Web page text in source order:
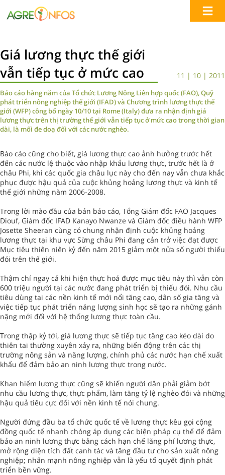
Giá lương thực thế giới
vẫn tiếp tục ở mức cao
11 | 10 | 2011
Báo cáo hàng năm của Tổ chức Lương Nông Liên hợp quốc (FAO), Quỹ
phát triển nông nghiệp thế giới (IFAD) và Chương trình lương thực thế
giới (WFP) công bố ngày 10/10 tại Rome (Italy) đưa ra nhận định giá
lương thực trên thị trường thế giới vẫn tiếp tục ở mức cao trong thời gian
dài, là mối đe doạ đối với các nước nghèo.
Báo cáo cũng cho biết, giá lương thực cao ảnh hưởng trước hết
đến các nước lệ thuộc vào nhập khẩu lương thực, trước hết là ở
châu Phi, khi các quốc gia châu lục này cho đến nay vẫn chưa khắc
phục được hậu quả của cuộc khủng hoảng lương thực và kinh tế
thế giới những năm 2006-2008.
Trong lời mào đầu của bản báo cáo, Tổng Giám đốc FAO Jacques
Diouf, Giám đốc IFAD Kanayo Nwanze và Giám đốc điều hành WFP
Josette Sheeran cùng có chung nhận định cuộc khủng hoảng
lương thực tại khu vực Sừng châu Phi đang cản trở việc đạt được
Mục tiêu thiên niên kỷ đến năm 2015 giảm một nửa số người thiếu
đói trên thế giới.
Thậm chí ngay cả khi hiện thực hoá được mục tiêu này thì vẫn còn
600 triệu người tại các nước đang phát triển bị thiếu đói. Nhu cầu
tiêu dùng tại các nền kinh tế mới nổi tăng cao, dân số gia tăng và
việc tiếp tục phát triển năng lượng sinh học sẽ tạo ra những gánh
nặng mới đối với hệ thống lương thực toàn cầu.
Trong thập kỷ tới, giá lương thực sẽ tiếp tục tăng cao kéo dài do
thiên tai thường xuyên xảy ra, những biến động trên các thị
trường nông sản và năng lượng, chính phủ các nước hạn chế xuất
khẩu để đảm bảo an ninh lương thực trong nước.
Khan hiếm lương thực cũng sẽ khiến người dân phải giảm bớt
nhu cầu lương thực, thực phẩm, làm tăng tỷ lệ nghèo đói và những
hậu quả tiêu cực đối với nền kinh tế nói chung.
Người đứng đầu ba tổ chức quốc tế về lương thực kêu gọi cộng
đồng quốc tế nhanh chóng áp dụng các biện pháp cụ thể để đảm
bảo an ninh lương thực bằng cách hạn chế lãng phí lương thực,
mở rộng diện tích đất canh tác và tăng đầu tư cho sản xuất nông
nghiệp; nhấn mạnh nông nghiệp vẫn là yếu tố quyết định phát
triển bền vững.